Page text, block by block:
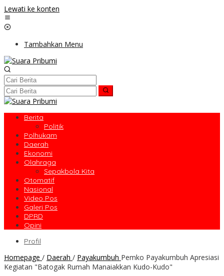
Lewati ke konten
Tambahkan Menu
Berita
Politik
Polhukam
Daerah
Ekonomi
Olahraga
Sepakbola Kita
Otomatif
Nasional
Video Pos
Galeri Pos
DPRD
Opini
Profil
Homepage / Daerah / Payakumbuh Pemko Payakumbuh Apresiasi
Kegiatan "Batogak Rumah Manaiakkan Kudo-Kudo"